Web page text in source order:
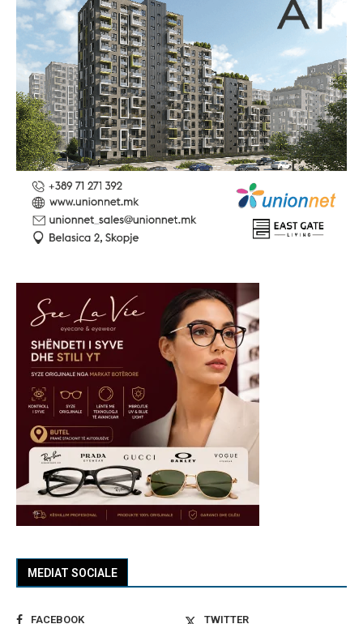
MEDIAT SOCIALE
FACEBOOK
TWITTER